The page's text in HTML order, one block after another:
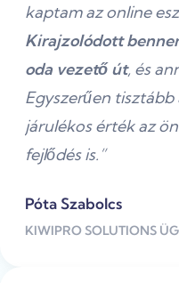
kaptam az online
Kirajzolódott
oda vezető út, és
Egyszerűen tisztább
járulékos érték az
fejlődés is.”
Póta Szabolcs
KIWIPRO SOLUTIONS